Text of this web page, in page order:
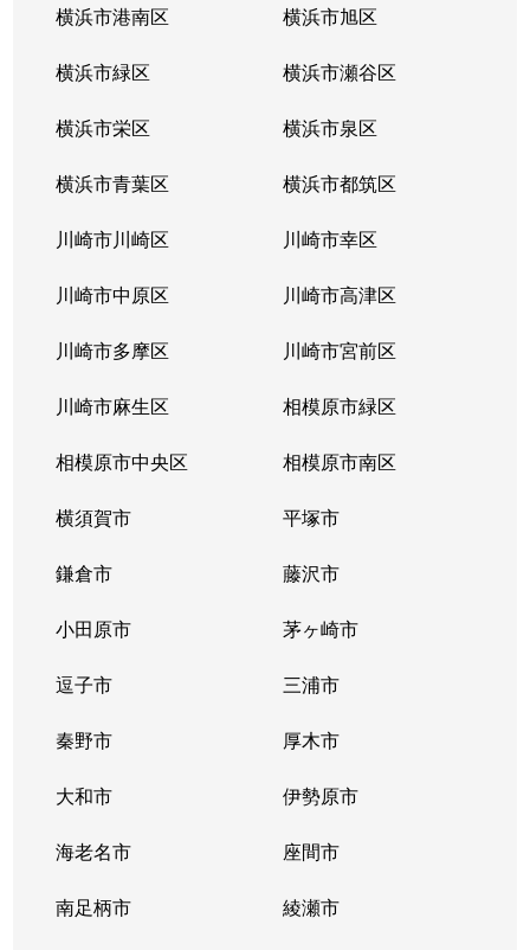
横浜市港南区 横浜市旭区
横浜市緑区 横浜市瀬谷区
横浜市栄区 横浜市泉区
横浜市青葉区 横浜市都筑区
川崎市川崎区 川崎市幸区
川崎市中原区 川崎市高津区
川崎市多摩区 川崎市宮前区
川崎市麻生区 相模原市緑区
相模原市中央区 相模原市南区
横須賀市 平塚市
鎌倉市 藤沢市
小田原市 茅ヶ崎市
逗子市 三浦市
秦野市 厚木市
大和市 伊勢原市
海老名市 座間市
南足柄市 綾瀬市